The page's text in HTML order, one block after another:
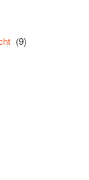
(9)